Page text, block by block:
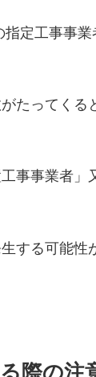
定工事事
たってくる
事事業者」
する可能性
際の注